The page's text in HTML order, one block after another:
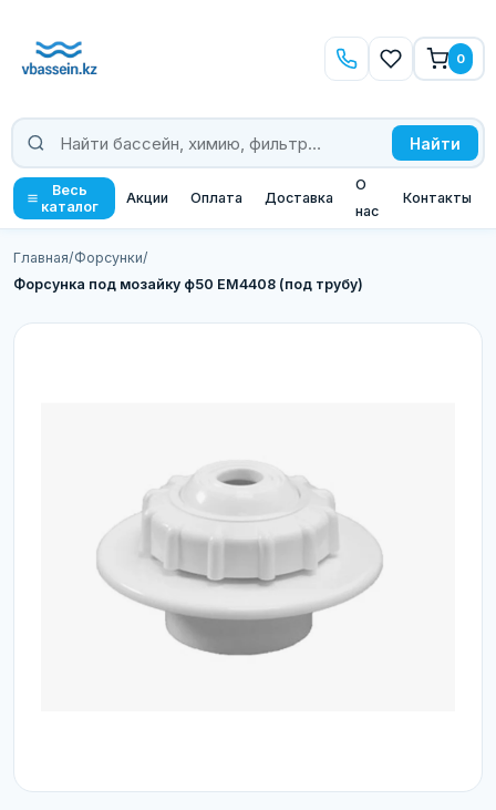
Найти
0
Весь
каталог
Акции Оплата Доставка
О
нас
Контакты
Главная/Форсунки/
Форсунка под мозайку ф50 EM4408 (под трубу)